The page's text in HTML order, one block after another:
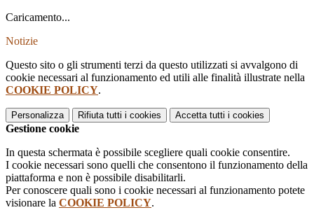
Caricamento...
Notizie
Questo sito o gli strumenti terzi da questo utilizzati si avvalgono di
cookie necessari al funzionamento ed utili alle finalità illustrate nella
COOKIE POLICY.
Personalizza Rifiuta tutti i cookies Accetta tutti i cookies
Gestione cookie
In questa schermata è possibile scegliere quali cookie consentire.
I cookie necessari sono quelli che consentono il funzionamento della
piattaforma e non è possibile disabilitarli.
Per conoscere quali sono i cookie necessari al funzionamento potete
visionare la COOKIE POLICY.